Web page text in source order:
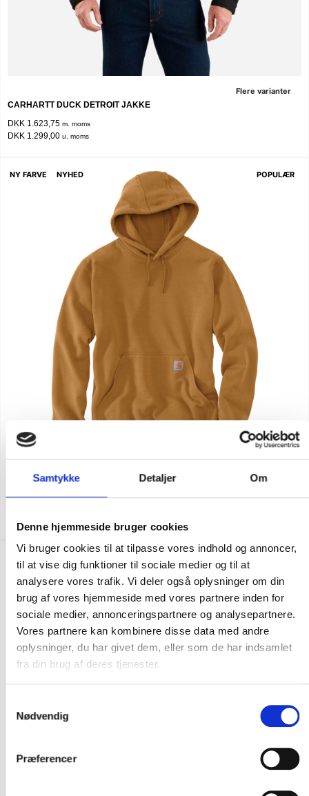
Samtykke Detaljer Om
Denne hjemmeside bruger cookies
Vi bruger cookies til at tilpasse vores indhold og annoncer,
til at vise dig funktioner til sociale medier og til at
analysere vores trafik. Vi deler også oplysninger om din
brug af vores hjemmeside med vores partnere inden for
sociale medier, annonceringspartnere og analysepartnere.
Vores partnere kan kombinere disse data med andre
oplysninger, du har givet dem, eller som de har indsamlet
fra din brug af deres tjenester.
Nødvendig
Præferencer
Flere varianter
CARHARTT DUCK DETROIT JAKKE
DKK 1.623,75 m. moms
DKK 1.299,00 u. moms
NY FARVE NYHED POPULÆR
Flere varianter